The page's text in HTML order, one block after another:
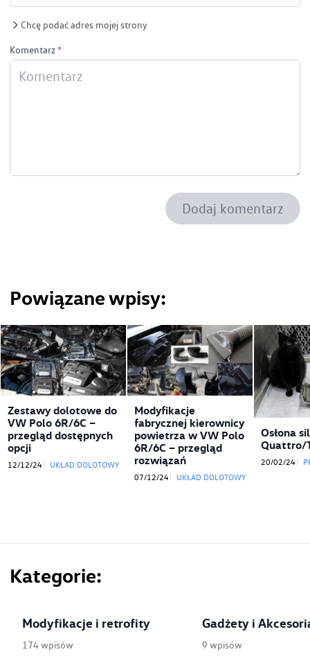
Chcę podać adres mojej strony
Komentarz *
Dodaj komentarz
Powiązane wpisy
Zestawy dolotowe do
VW Polo 6R/6C –
przegląd dostępnych
opcji
12/12/24 UKŁAD DOLOTOWY
Modyfikacje
fabrycznej kierownicy
powietrza w VW Polo
6R/6C – przegląd
rozwiązań
07/12/24 UKŁAD DOLOTOWY
Osłona
Quattro/
20/02/24
Kategorie
Modyfikacje i retrofity
174 wpisów
Gadżety i
9 wpisów